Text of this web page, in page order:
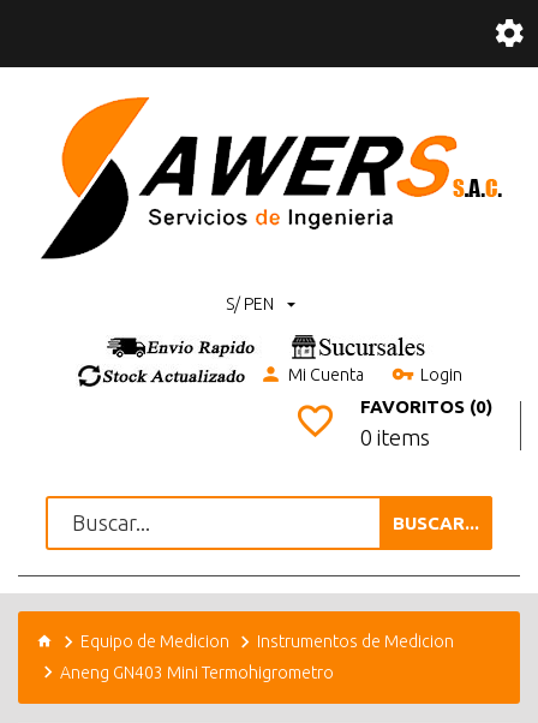
S/ PEN
Mi Cuenta Login
FAVORITOS (0)
0 items
BUSCAR...
Equipo de Medicion
Instrumentos de Medicion
Aneng GN403 Mini Termohigrometro